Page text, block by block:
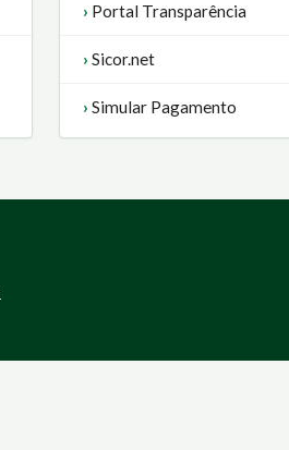
Portal Transparência
Sicor.net
Simular Pagamento